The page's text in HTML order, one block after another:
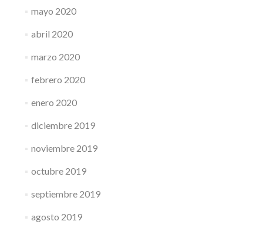
mayo 2020
abril 2020
marzo 2020
febrero 2020
enero 2020
diciembre 2019
noviembre 2019
octubre 2019
septiembre 2019
agosto 2019